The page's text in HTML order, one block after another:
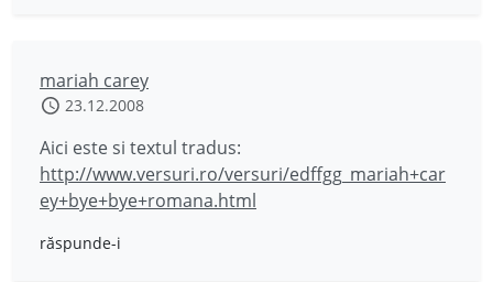
mariah carey
23.12.2008
Aici este si textul tradus:
http://www.versuri.ro/versuri/edffgg_mariah+car
ey+bye+bye+romana.html
răspunde-i